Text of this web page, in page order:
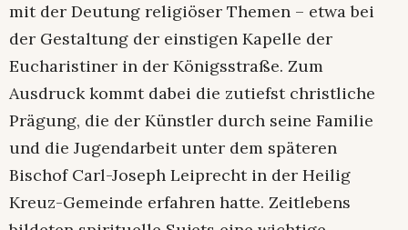
mit der Deutung religiöser Themen – etwa bei
der Gestaltung der einstigen Kapelle der
Eucharistiner in der Königsstraße. Zum
Ausdruck kommt dabei die zutiefst christliche
Prägung, die der Künstler durch seine Familie
und die Jugendarbeit unter dem späteren
Bischof Carl-Joseph Leiprecht in der Heilig
Kreuz-Gemeinde erfahren hatte. Zeitlebens